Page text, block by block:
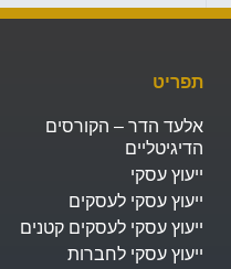
הדר – הקורסים
עסקי
עסקי לעסקים
עסקי לעסקים קטנים
עסקי לחברות